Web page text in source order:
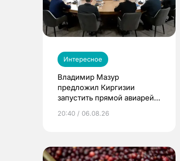
Интересное
Владимир Мазур
предложил Киргизии
запустить прямой авиарейс
20:40 / 06.08.26